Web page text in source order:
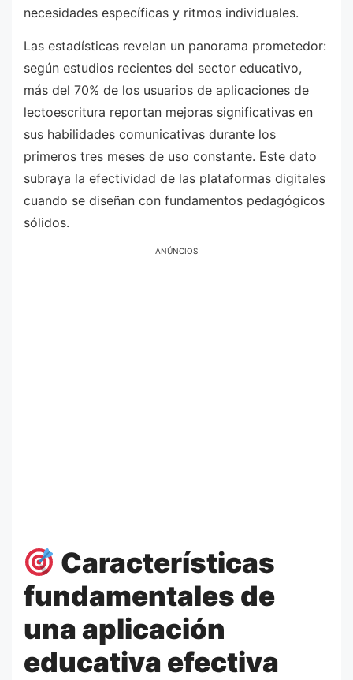
necesidades específicas y ritmos individuales.
Las estadísticas revelan un panorama prometedor:
según estudios recientes del sector educativo,
más del 70% de los usuarios de aplicaciones de
lectoescritura reportan mejoras significativas en
sus habilidades comunicativas durante los
primeros tres meses de uso constante. Este dato
subraya la efectividad de las plataformas digitales
cuando se diseñan con fundamentos pedagógicos
sólidos.
ANÚNCIOS
Características
fundamentales de
una aplicación
educativa efectiva